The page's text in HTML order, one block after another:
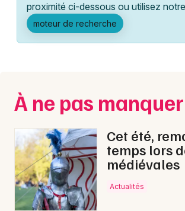
Manifestations
Foires & salons
Concerts
Sports
Soirées
Sorties famille
Marseille
Mulhouse
Nice
Paris
Strasbourg
Toulouse
Toutes les villes
proximité ci-dessous ou utilisez notre
moteur de recherche
À ne pas manquer
Cet été,
temps lors
médiévales
Actualités